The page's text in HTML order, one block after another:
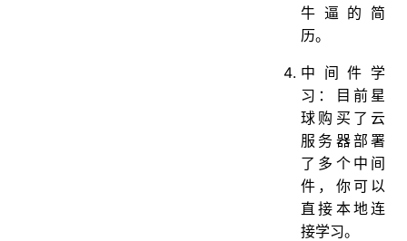
牛逼的简
历。
中间件学
习：目前星
球购买了云
服务器部署
了多个中间
件，你可以
直接本地连
接学习。